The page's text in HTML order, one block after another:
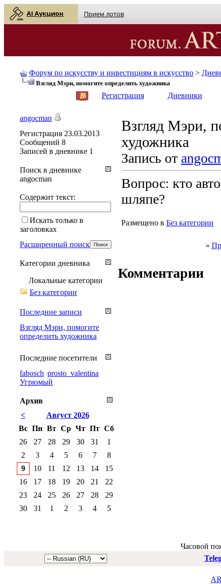
AI Аукцион Прием лотов
Форум по искусству и инвестициям в искусство >
Взгляд Мэри, помогите определить художника
Регистрация Дневники
Взгляд Мэри,
художника
Запись от
Вопрос: кто
шляпе?
Размещено в Без категории
«
Комментарии
angocman
Регистрация 23.03.2013
Сообщений 8
Записей в дневнике 1
Поиск в дневнике
angocman
Содержит текст:
Искать только в
заголовках
Расширенный поиск
Категории дневника
Локальные категории
Без категории
Последние записи
Взгляд Мэри, помогите
определить художника
Последние посетители
fabosch prosto_valentina
Угрюмый
Архив
<
Август 2026
Вс Пн Вт Ср Чт Пт Сб
26
27 28 29 30 31
1
2
3 4 5 6 7
8
9
10 11 12 13 14
15
16
17 18 19 20 21
22
23
24 25 26 27 28
29
30
31 1 2 3 4 5
Часовой